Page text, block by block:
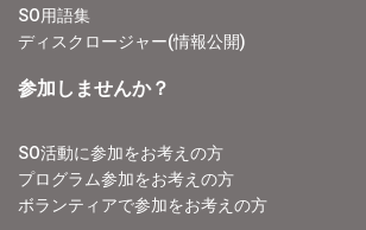
SO用語集
ディスクロージャー(情報公開)
参加しませんか？
SO活動に参加をお考えの方
プログラム参加をお考えの方
ボランティアで参加をお考えの方